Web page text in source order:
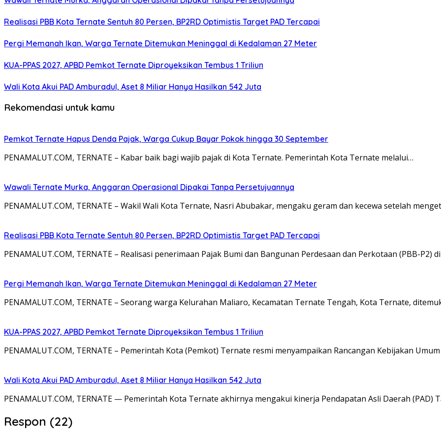
Realisasi PBB Kota Ternate Sentuh 80 Persen, BP2RD Optimistis Target PAD Tercapai
Pergi Memanah Ikan, Warga Ternate Ditemukan Meninggal di Kedalaman 27 Meter
KUA-PPAS 2027, APBD Pemkot Ternate Diproyeksikan Tembus 1 Triliun
Wali Kota Akui PAD Amburadul, Aset 8 Miliar Hanya Hasilkan 542 Juta
Rekomendasi untuk kamu
Pemkot Ternate Hapus Denda Pajak, Warga Cukup Bayar Pokok hingga 30 September
PENAMALUT.COM, TERNATE – Kabar baik bagi wajib pajak di Kota Ternate. Pemerintah Kota Ternate melalui…
Wawali Ternate Murka, Anggaran Operasional Dipakai Tanpa Persetujuannya
PENAMALUT.COM, TERNATE – Wakil Wali Kota Ternate, Nasri Abubakar, mengaku geram dan kecewa setelah
Realisasi PBB Kota Ternate Sentuh 80 Persen, BP2RD Optimistis Target PAD Tercapai
PENAMALUT.COM, TERNATE – Realisasi penerimaan Pajak Bumi dan Bangunan Perdesaan dan Perkotaan (PBB-P2)
Pergi Memanah Ikan, Warga Ternate Ditemukan Meninggal di Kedalaman 27 Meter
PENAMALUT.COM, TERNATE – Seorang warga Kelurahan Maliaro, Kecamatan Ternate Tengah, Kota Ternate,
KUA-PPAS 2027, APBD Pemkot Ternate Diproyeksikan Tembus 1 Triliun
PENAMALUT.COM, TERNATE – Pemerintah Kota (Pemkot) Ternate resmi menyampaikan Rancangan Kebijakan
Wali Kota Akui PAD Amburadul, Aset 8 Miliar Hanya Hasilkan 542 Juta
PENAMALUT.COM, TERNATE — Pemerintah Kota Ternate akhirnya mengakui kinerja Pendapatan Asli Daerah (PAD)
Respon (22)